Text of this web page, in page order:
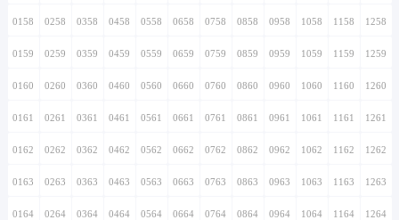
0158 0258 0358 0458 0558 0658 0758 0858 0958 1058 1158 1258
0159 0259 0359 0459 0559 0659 0759 0859 0959 1059 1159 1259
0160 0260 0360 0460 0560 0660 0760 0860 0960 1060 1160 1260
0161 0261 0361 0461 0561 0661 0761 0861 0961 1061 1161 1261
0162 0262 0362 0462 0562 0662 0762 0862 0962 1062 1162 1262
0163 0263 0363 0463 0563 0663 0763 0863 0963 1063 1163 1263
0164 0264 0364 0464 0564 0664 0764 0864 0964 1064 1164 1264